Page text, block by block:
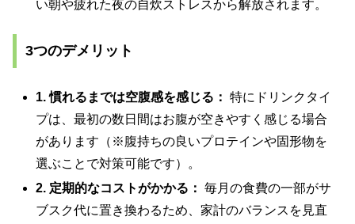
い朝や疲れた夜の自炊ストレスから解放されます。
3つのデメリット
1. 慣れるまでは空腹感を感じる： 特にドリンクタイ
プは、最初の数日間はお腹が空きやすく感じる場合
があります（※腹持ちの良いプロテインや固形物を
選ぶことで対策可能です）。
2. 定期的なコストがかかる： 毎月の食費の一部がサ
ブスク代に置き換わるため、家計のバランスを見直